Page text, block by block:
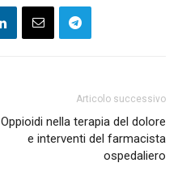
Articolo successivo
Oppioidi nella terapia del dolore
e interventi del farmacista
ospedaliero